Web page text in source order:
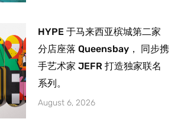
HYPE 于马来西亚槟城第二家
分店座落 Queensbay， 同步携
手艺术家 JEFR 打造独家联名
系列。
August 6, 2026